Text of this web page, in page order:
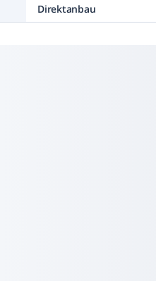
Direktanbau